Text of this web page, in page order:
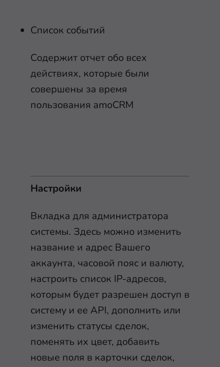
Список событий
Содержит отчет обо всех
действиях, которые были
совершены за время
пользования amoCRM
Настройки
Вкладка для администратора
системы. Здесь можно изменить
название и адрес Вашего
аккаунта, часовой пояс и валюту,
настроить список IP-адресов,
которым будет разрешен доступ в
систему и ее API, дополнить или
изменить статусы сделок,
поменять их цвет, добавить
новые поля в карточки сделок,